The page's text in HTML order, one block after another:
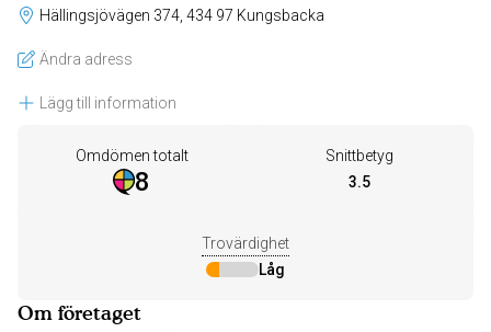
Hällingsjövägen 374, 434 97 Kungsbacka
Ändra adress
Lägg till information
Omdömen totalt
8
Snittbetyg
3.5
Trovärdighet
Låg
Om företaget